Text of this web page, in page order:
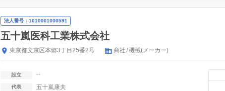
法人番号：1010001000591
五十嵐医科工業株式会社
東京都文京区本郷3丁目25番2号 商社 機械(メーカー)
設立 --
代表 五十嵐康夫